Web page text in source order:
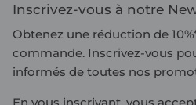
Inscrivez-vous à notre
Obtenez une réduction de
commande. Inscrivez-vous
informés de toutes nos